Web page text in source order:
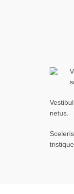
netus.